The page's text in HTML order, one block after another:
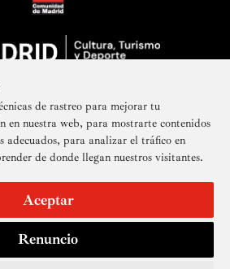
de rastreo para mejorar tu
en nuestra web, para mostrarte contenidos
adecuados, para analizar el tráfico en
de donde llegan nuestros visitantes.
Aceptar
Renuncio
a nuestra newsletter
Derechos de imagen
privacidadContactoCookies